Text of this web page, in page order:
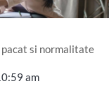
si normalitate
am